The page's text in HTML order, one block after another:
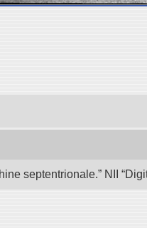
septentrionale.” NII